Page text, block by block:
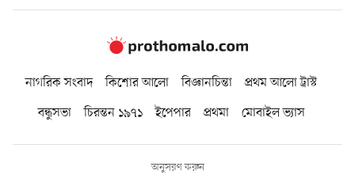
নাগরিক সংবাদ কিশোর আলো বিজ্ঞানচিন্তা
প্রথম আলো ট্রাস্ট
বন্ধুসভা
চিরন্তন ১৯৭১ ইপেপার প্রথমা মোবাইল ভ্যাস
অনুসরণ করুন